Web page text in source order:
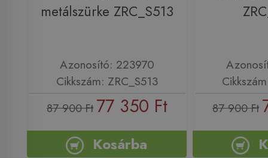
metálszürke ZRC_S513
Azonosító: 223970
Cikkszám: ZRC_S513
87 900 Ft 77 350 Ft
Kosárba
87 900 Ft